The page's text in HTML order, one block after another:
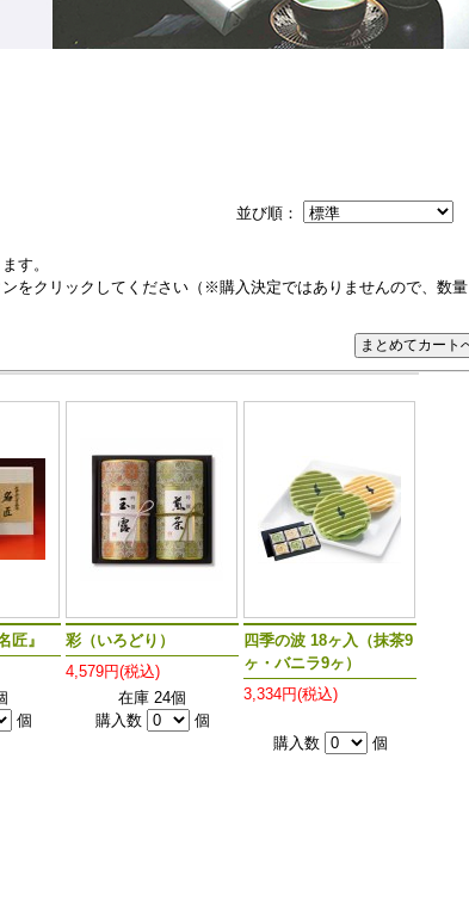
並び順：
す。
をクリックしてください（※購入決定ではありませんので、数量
匠』
個
彩（いろどり）
4,579円(税込)
在庫 24個
購入数
個
四季の波 18ヶ入（抹茶9
ヶ・バニラ9ヶ）
3,334円(税込)
購入数 個